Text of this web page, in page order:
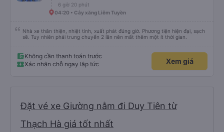
6 giờ 20 phút
04:20 • Cây xăng Liêm Tuyền
Nhà xe thân thiện, nhiệt tình, xuất phát đúng giờ. Phương tiện hiện đại, sạch
sẽ. Tuy nhiên phải trung chuyển 2 lần nên mất thêm một ít thời gian.
Không cần thanh toán trước
Xác nhận chỗ ngay lập tức
Xem giá
Đặt vé xe Giường nằm đi Duy Tiên từ
Thạch Hà giá tốt nhất